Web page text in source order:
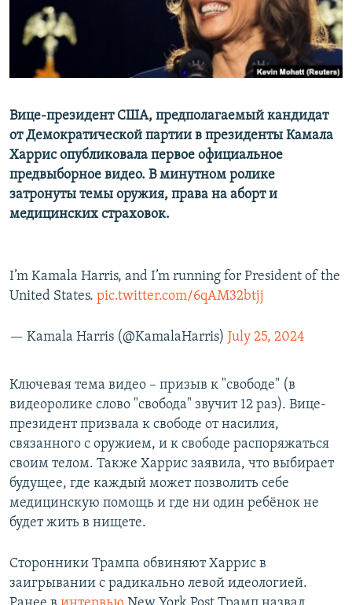
Вице-президент США, предполагаемый кандидат
от Демократической партии в президенты Камала
Харрис опубликовала первое официальное
предвыборное видео. В минутном ролике
затронуты темы оружия, права на аборт и
медицинских страховок.
I’m Kamala Harris, and I’m running for President of the
United States. pic.twitter.com/6qAM32btjj
— Kamala Harris (@KamalaHarris) July 25, 2024
Ключевая тема видео – призыв к "свободе" (в
видеоролике слово "свобода" звучит 12 раз). Вице-
президент призвала к свободе от насилия,
связанного с оружием, и к свободе распоряжаться
своим телом. Также Харрис заявила, что выбирает
будущее, где каждый может позволить себе
медицинскую помощь и где ни один ребёнок не
будет жить в нищете.
Сторонники Трампа обвиняют Харрис в
заигрывании с радикально левой идеологией.